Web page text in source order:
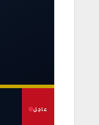
عاجل